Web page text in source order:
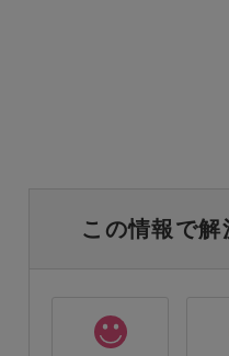
この情報で解